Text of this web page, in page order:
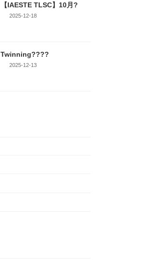
【IAESTE TLSC】10月?
2025-12-18
Twinning????
2025-12-13